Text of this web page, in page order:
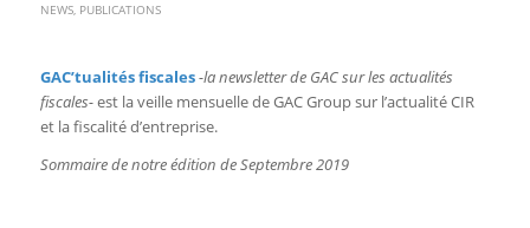
NEWS, PUBLICATIONS
GAC’tualités fiscales-la newsletter de GAC sur les actualités
fiscales-est la veille mensuelle de GAC Group sur l’actualité CIR
et la fiscalité d’entreprise.
Sommaire de notre édition de Septembre 2019